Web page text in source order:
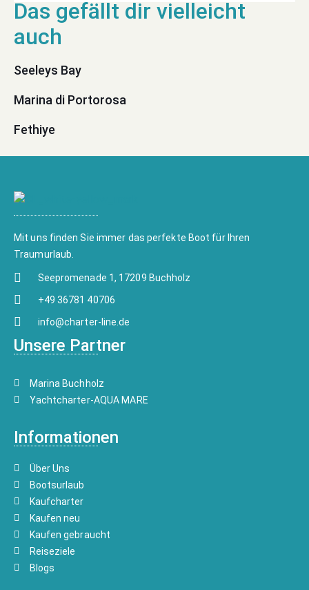
Seeleys Bay
Marina di Portorosa
Fethiye
Mit uns finden Sie immer das perfekte Boot für Ihren
Traumurlaub.
Seepromenade 1, 17209 Buchholz
+49 36781 40706
info@charter-line.de
Unsere Partner
Marina Buchholz
Yachtcharter-AQUA MARE
Informationen
Über Uns
Bootsurlaub
Kaufcharter
Kaufen neu
Kaufen gebraucht
Reiseziele
Blogs